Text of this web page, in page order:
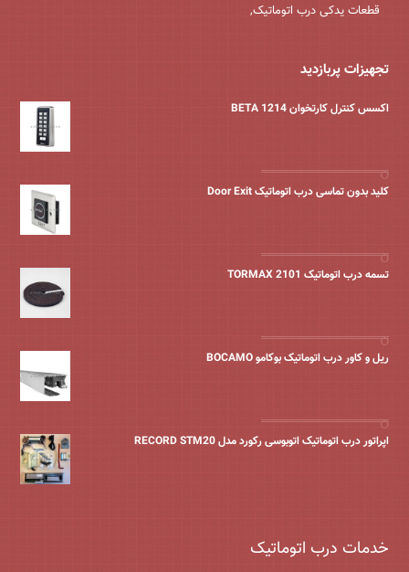
قطعات یدکی درب اتوماتیک,
تجهیزات پربازدید
اکسس کنترل کارتخوان BETA 1214
کلید بدون تماسی درب اتوماتیک Door Exit
تسمه درب اتوماتیک TORMAX 2101
ریل و کاور درب اتوماتیک بوکامو BOCAMO
اپراتور درب اتوماتیک اتوبوسی رکورد مدل RECORD STM20
خدمات درب اتوماتیک